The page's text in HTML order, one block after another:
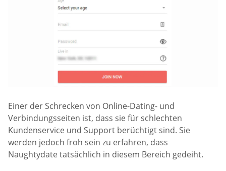
Einer der Schrecken von Online-Dating- und
Verbindungsseiten ist, dass sie für schlechten
Kundenservice und Support berüchtigt sind. Sie
werden jedoch froh sein zu erfahren, dass
Naughtydate tatsächlich in diesem Bereich gedeiht.